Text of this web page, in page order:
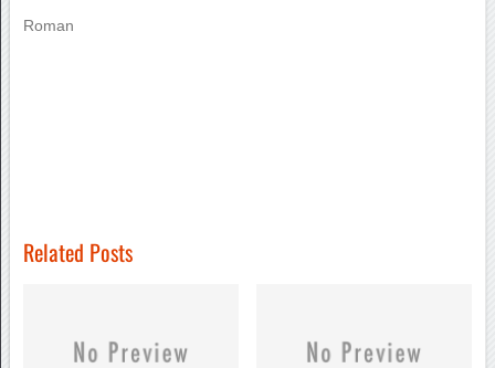
Roman
Related Posts